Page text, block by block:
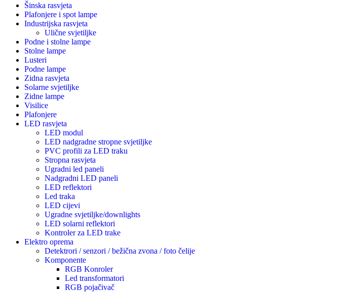
Šinska rasvjeta
Plafonjere i spot lampe
Industrijska rasvjeta
Ulične svjetiljke
Podne i stolne lampe
Stolne lampe
Lusteri
Podne lampe
Zidna rasvjeta
Solarne svjetiljke
Zidne lampe
Visilice
Plafonjere
LED rasvjeta
LED modul
LED nadgradne stropne svjetiljke
PVC profili za LED traku
Stropna rasvjeta
Ugradni led paneli
Nadgradni LED paneli
LED reflektori
Led traka
LED cijevi
Ugradne svjetiljke/downlights
LED solarni reflektori
Kontroler za LED trake
Elektro oprema
Detektrori / senzori / bežična zvona / foto čelije
Komponente
RGB Konroler
Led transformatori
RGB pojačivač